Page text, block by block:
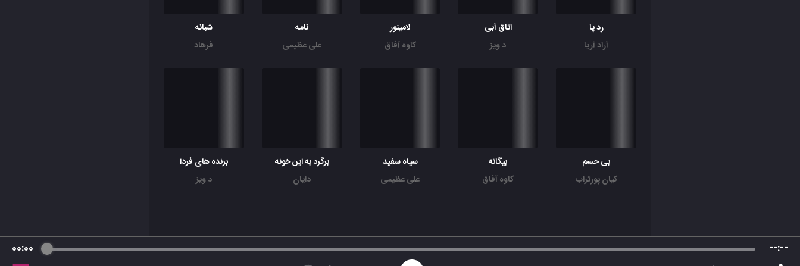
رد پا
آراد آریا
اتاق آبی
د ویز
لامینور
کاوه آفاق
نامه
علی عظیمی
شبانه
فرهاد
بی حسم
کیان پورتراب
بیگانه
کاوه آفاق
سیاه سفید
علی عظیمی
برگرد به این خونه
دایان
برنده های فردا
د ویز
00:00 --:--